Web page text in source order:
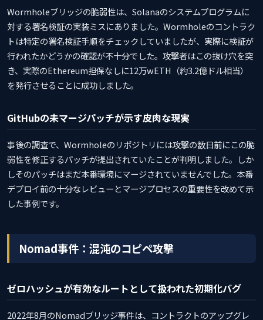
Wormholeブリッジの脆弱性は、Solanaのシステムプログラムに
対する署名検証の実装ミスにありました。Wormholeのコントラク
トは特定の署名検証手順をチェックしていましたが、実際に検証が
行われたかどうかの確認が不十分でした。攻撃者はこの抜け穴を突
き、実際のEthereum担保なしに12万wETH（約3.2億ドル相当）
を発行させることに成功しました。
GitHubの未マージパッチが示す皮肉な現実
事後の調査で、Wormholeのリポジトリには攻撃の数日前にこの脆
弱性を修正するパッチが提出されていたことが判明しました。しか
しそのパッチはまだ本番環境にマージされていませんでした。本番
デプロイ前の十分なレビューとマージプロセスの重要性を改めて示
した事例です。
Nomad事件：混沌のコピペ攻撃
ゼロハッシュが有効なルートとして扱われた初期化バグ
2022年8月のNomadブリッジ事件は、コントラクトのアップグレ